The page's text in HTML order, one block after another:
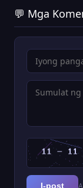
💬 Mga
I-post